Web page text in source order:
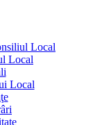
Local
Local
Local